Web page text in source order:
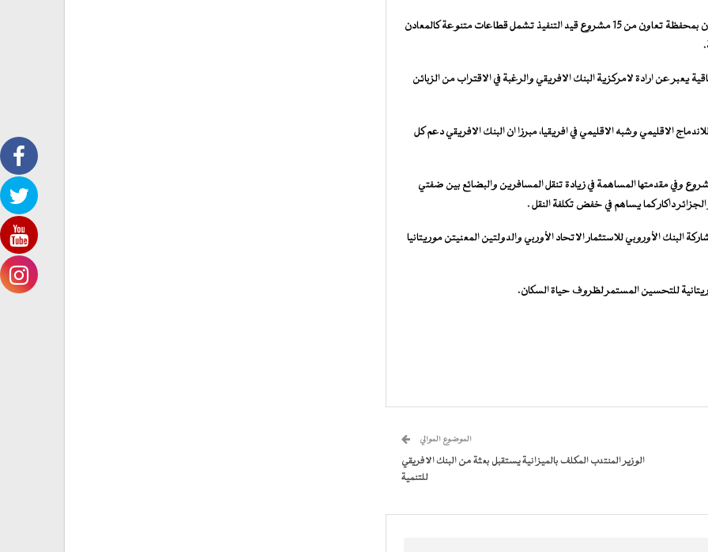
وبين وزير الاقتصاد والمالية أن موريتانيا والبنك الافريقي يرتبطان بمحفظة تعاون من 15 مشروع قيد التنفيذ تشمل قطاعات متنوعة كالمعادن
يعبر عن ارادة لامركزية البنك الافريقي والرغبة في الاقتراب من الزبائن
الاقليمي وشبه الاقليمي في افريقيا، مبرزا ان البنك الافريقي دعم كل
وفي مقدمتها المساهمة في زيادة تنقل المسافرين والبضائع بين ضفتي
داكار كما يساهم في خفض تكلفة النقل .
الأوروبي للاستثمار الاتحاد الأوربي والدولتين المعنيتن موريتانيا
للتحسين المستمر لظروف حياة السكان.
الموضوع الموالي
الوزير المنتدب المكلف بالميزانية يستقبل بعثة من البنك الافريقي
للتنمية